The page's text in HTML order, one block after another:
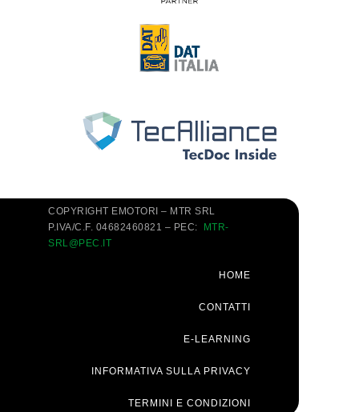
COPYRIGHT EMOTORI – MTR SRL
P.IVA/C.F. 04682460821 – PEC:
MTR-
SRL@PEC.IT
HOME
CONTATTI
E-LEARNING
INFORMATIVA SULLA PRIVACY
TERMINI E CONDIZIONI